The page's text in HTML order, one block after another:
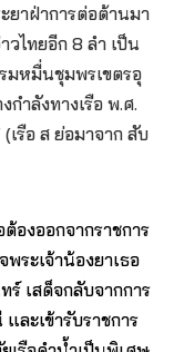
ยาฝ่าการต่อต้านมา
วไทยอีก 8 ลำ เป็น
มหมื่นชุมพรเขตรอุ
ำลังทางเรือ พ.ศ.
เรือ ส ย่อมาจาก สับ
องออกจากราชการ
ระเจ้าน้องยาเธอ
ร์ เสด็จกลับจากการ
ละเข้ารับราชการ